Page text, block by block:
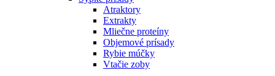
Atraktory
Extrakty
Mliečne proteíny
Objemové prísady
Rybie múčky
Vtačie zoby